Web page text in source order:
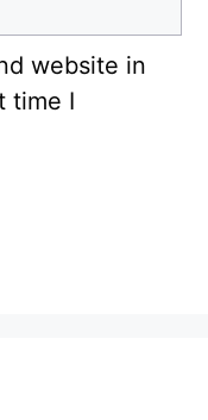
website in
time I